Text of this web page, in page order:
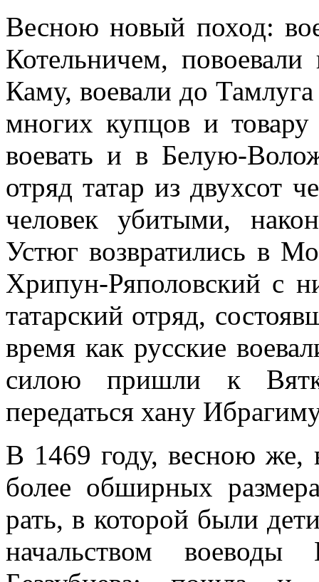
Весною новый поход:
Котельничем,
Каму, воевали до
многих купцов и
воевать и в Белую-
отряд татар из двухсот
человек убитыми,
Устюг возвратились в
Хрипун-Ряполовский с
татарский отряд,
время как русские
силою пришли к
передаться хану
В 1469 году, весною же,
более обширных
рать, в которой были
начальством воеводы